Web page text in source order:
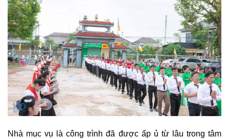
Nhà mục vụ là công trình đã được ấp ủ từ lâu trong tâm